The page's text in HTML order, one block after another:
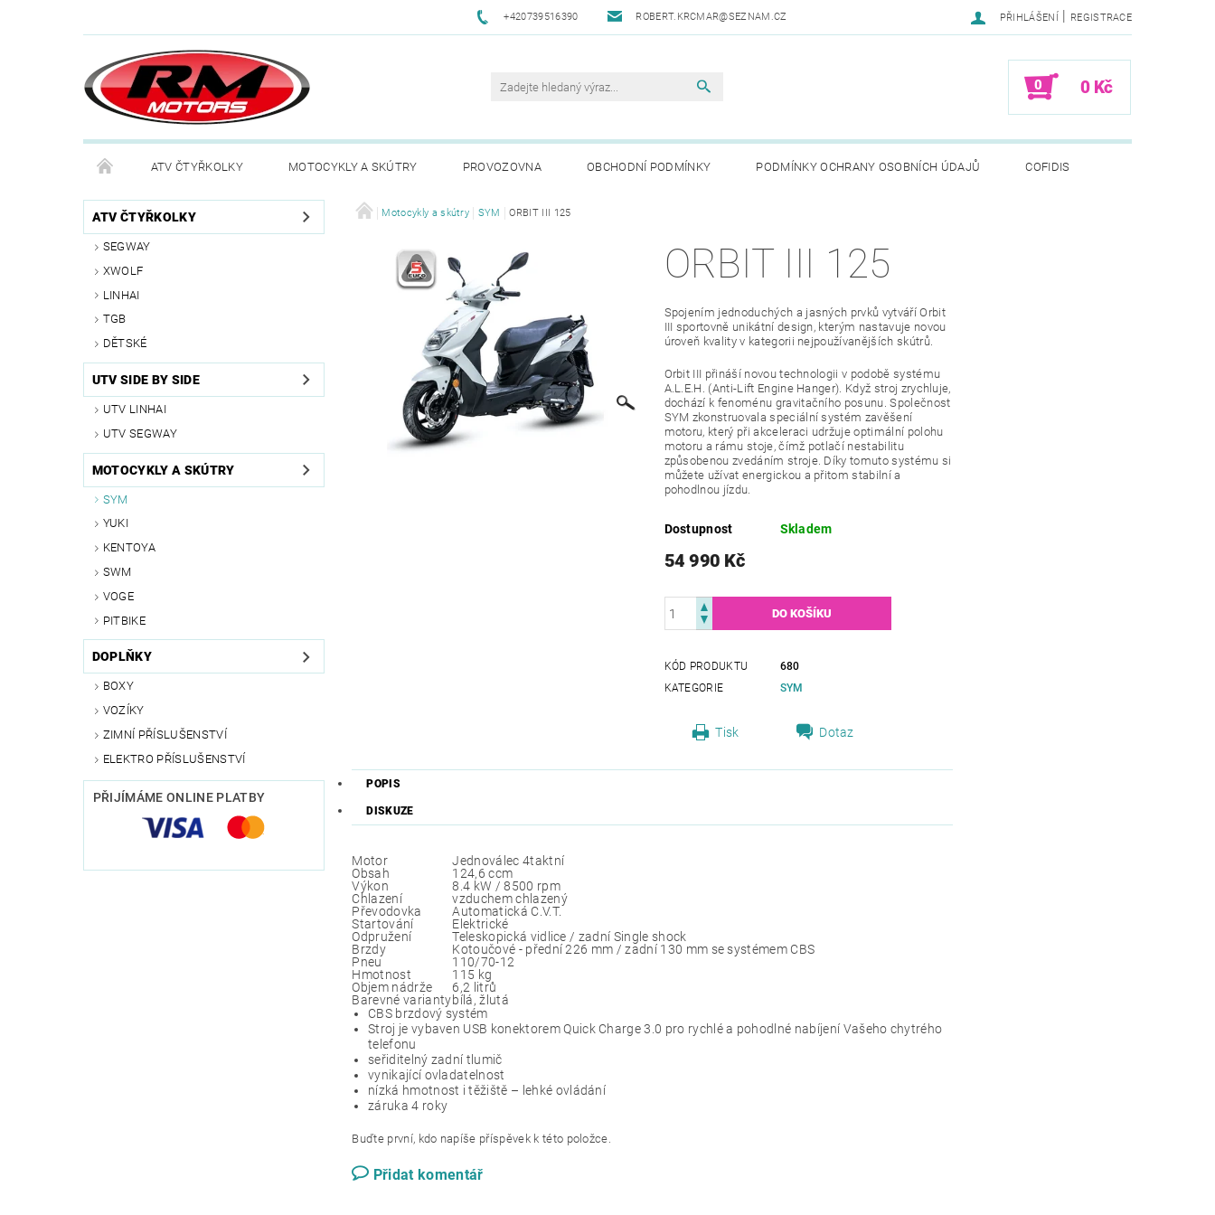
+420739516390 ROBERT.KRCMAR@SEZNAM.CZ PŘIHLÁŠENÍ | REGISTRACE
0 0 Kč
ATV ČTYŘKOLKY MOTOCYKLY A SKÚTRY PROVOZOVNA OBCHODNÍ PODMÍNKY PODMÍNKY OCHRANY OSOBNÍCH ÚDAJŮ COFIDIS
ATV ČTYŘKOLKY
SEGWAY
XWOLF
LINHAI
TGB
DĚTSKÉ
UTV SIDE BY SIDE
UTV LINHAI
UTV SEGWAY
MOTOCYKLY A SKÚTRY
SYM
YUKI
KENTOYA
SWM
VOGE
PITBIKE
DOPLŇKY
BOXY
VOZÍKY
ZIMNÍ PŘÍSLUŠENSTVÍ
ELEKTRO PŘÍSLUŠENSTVÍ
PŘIJÍMÁME ONLINE PLATBY
Motocykly a skútry SYM ORBIT III 125
ORBIT III 125
Spojením jednoduchých a jasných prvků vytváří Orbit
III sportovně unikátní design, kterým nastavuje novou
úroveň kvality v kategorii nejpoužívanějších skútrů.
Orbit III přináší novou technologii v podobě systému
A.L.E.H. (Anti-Lift Engine Hanger). Když stroj zrychluje,
dochází k fenoménu gravitačního posunu. Společnost
SYM zkonstruovala speciální systém zavěšení
motoru, který při akceleraci udržuje optimální polohu
motoru a rámu stoje, čímž potlačí nestabilitu
způsobenou zvedáním stroje. Díky tomuto systému si
můžete užívat energickou a přitom stabilní a
pohodlnou jízdu.
Dostupnost Skladem
54 990 Kč
KÓD PRODUKTU
680
KATEGORIE
SYM
Tisk Dotaz
POPIS
DISKUZE
Motor
Jednoválec 4taktní
Obsah
124,6 ccm
Výkon
8.4 kW / 8500 rpm
Chlazení
vzduchem chlazený
Převodovka
Automatická C.V.T.
Startování
Elektrické
Odpružení
Teleskopická vidlice / zadní Single shock
Brzdy
Kotoučové - přední 226 mm / zadní 130 mm se systémem CBS
Pneu
110/70-12
Hmotnost
115 kg
Objem nádrže
6,2 litrů
Barevné variantybílá, žlutá
CBS brzdový systém
Stroj je vybaven USB konektorem Quick Charge 3.0 pro rychlé a pohodlné nabíjení Vašeho chytrého
telefonu
seřiditelný zadní tlumič
vynikající ovladatelnost
nízká hmotnost i těžiště – lehké ovládání
záruka 4 roky
Buďte první, kdo napíše příspěvek k této položce.
Přidat komentář